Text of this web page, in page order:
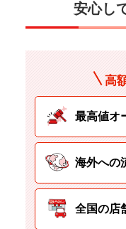
安心し
高
最高値オ
海外への
全国の店